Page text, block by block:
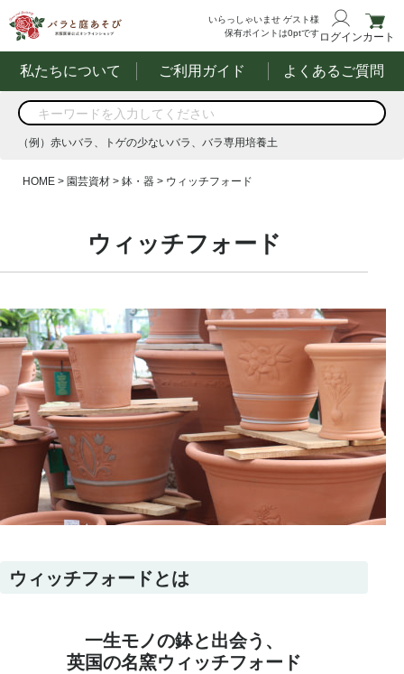
いらっしゃいませ ゲスト様
保有ポイントは0ptですログインカート
私たちについて ご利用ガイド よくあるご質問
商品を検索
する
（例）赤いバラ、トゲの少ないバラ、バラ専用培養土
（例）赤いバラ、トゲの少ないバラ、バラ専用培養土
HOME 園芸資材 鉢・器 ウィッチフォード
ウィッチフォード
ウィッチフォードとは
一生モノの鉢と出会う、
英国の名窯ウィッチフォード